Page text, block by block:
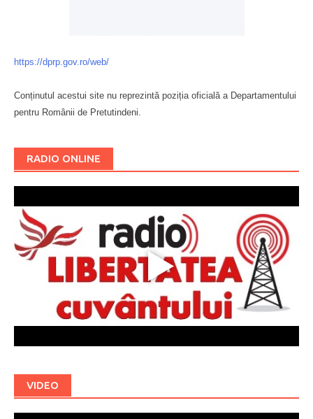
https://dprp.gov.ro/web/
Conținutul acestui site nu reprezintă poziția oficială a Departamentului
pentru Românii de Pretutindeni.
RADIO ONLINE
VIDEO